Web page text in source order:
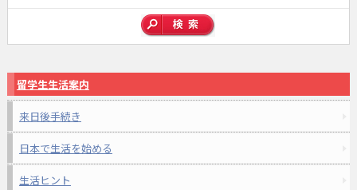
留学生生活案内
来日後手続き
日本で生活を始める
生活ヒント